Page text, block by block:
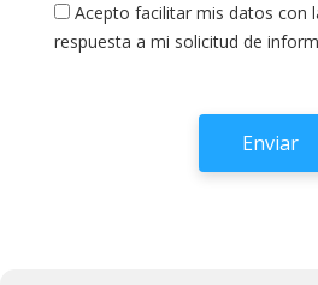
Acepto facilitar mis datos con
respuesta a mi solicitud de